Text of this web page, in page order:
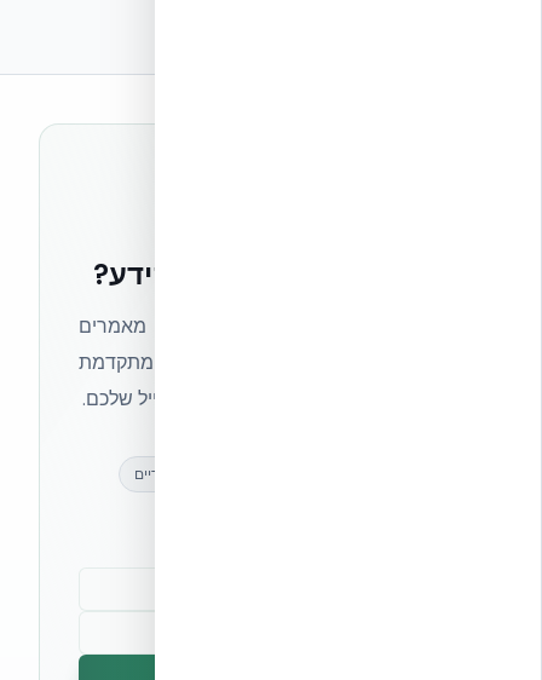
רוצים להישאר בחזית הידע?
הצטרפו לניוזלטר של אקובילד וקבלו מאמרים
מקצועיים, חדשות מעולם הבנייה המתקדמת
ועדכונים בלעדיים — ישירות לתיבת המייל שלכם.
עדכונים בלעדיים